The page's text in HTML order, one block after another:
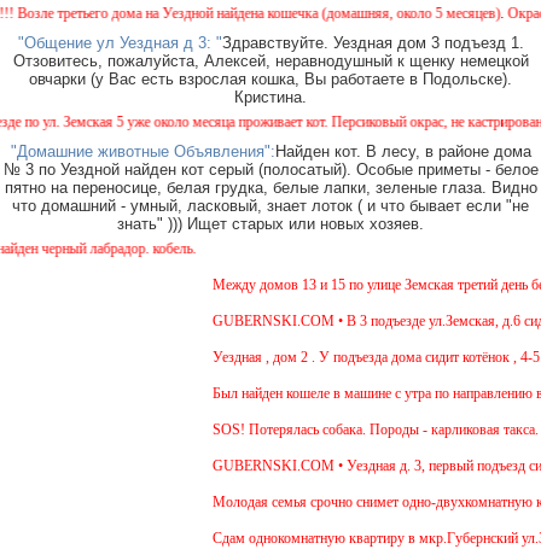
третьего дома на Уездной найдена кошечка (домашняя, около 5 месяцев). Окрас -
"Общение ул Уездная д 3: "Здравствуйте. Уездная дом 3 подъезд 1.
Отзовитесь, пожалуйста, Алексей, неравнодушный к щенку немецкой
овчарки (у Вас есть взрослая кошка, Вы работаете в Подольске).
Кристина.
Земская 5 уже около месяца проживает кот. Персиковый окрас, не кастрирован,
"Домашние животные Объявления": Найден кот. В лесу, в районе дома
№ 3 по Уездной найден кот серый (полосатый). Особые приметы - белое
пятно на переносице, белая грудка, белые лапки, зеленые глаза. Видно
что домашний - умный, ласковый, знает лоток ( и что бывает если "не
знать" ))) Ищет старых или новых хозяев.
лабрадор. кобель.
Между домов 13 и 15 по улице Земская третий день
GUBERNSKI.COM • В 3 подъезде ул.Земская, д.6
Уездная , дом 2 . У подъезда дома сидит котёнок , 4-5
Был найден кошеле в машине с утра по направлению в
SOS! Потерялась собака. Породы - карликовая
GUBERNSKI.COM • Уездная д. 3, первый
Молодая семья срочно снимет одно-двухкомнатную
Cдам однокомнатную квартиру в мкр.Губернский